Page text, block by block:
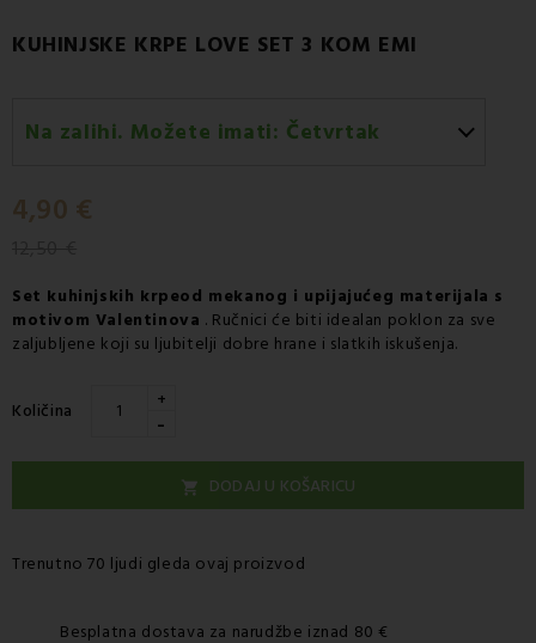
KUHINJSKE KRPE LOVE SET 3 KOM EMI
Na zalihi. Možete imati: Četvrtak
4,90 €
Set kuhinjskih krpeod mekanog i upijajućeg materijala s
motivom Valentinova . Ručnici će biti idealan poklon za sve
zaljubljene koji su ljubitelji dobre hrane i slatkih iskušenja.
Količina +
-
 DODAJ U KOŠARICU
Trenutno 70 ljudi gleda ovaj proizvod
Besplatna dostava za narudžbe iznad 80 €